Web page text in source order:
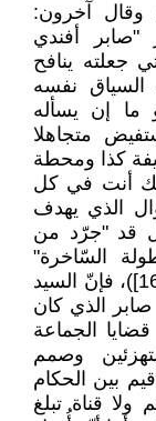
وقال آخرون:
أفندي
جعلته ينافح
نفسه
ثقافة"([15]). فهو ما إن يسأله
متجاهلا
كذا ومحطة
أنت في كل
الذي يهدف
قد "جرّد من
السّاخرة"
شخصيّة أخرى تمثّل المسيح المصلوب"([16])، فإنّ السيد
الذي كان
الجماعة
وصمم
بين الحكام
ولا قناة تبلغ